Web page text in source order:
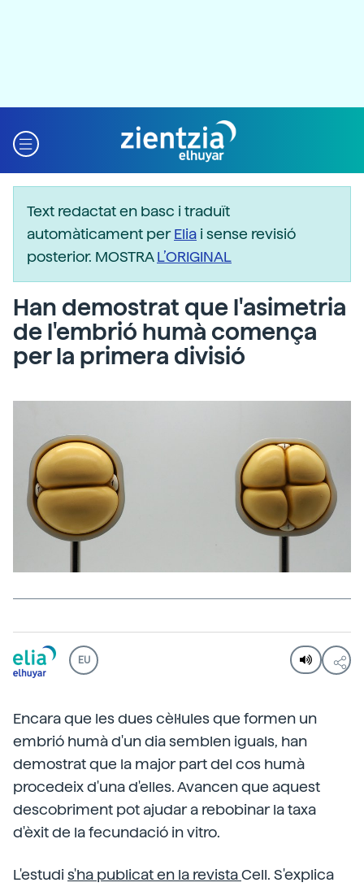
Text redactat en basc i traduït
automàticament perElia i sense revisió
posterior. MOSTRAL’ORIGINAL
Han demostrat que l'asimetria
de l'embrió humà comença
per la primera divisió
EU
Encara que les dues cèl·lules que formen un
embrió humà d'un dia semblen iguals, han
demostrat que la major part del cos humà
procedeix d'una d'elles. Avancen que aquest
descobriment pot ajudar a rebobinar la taxa
d'èxit de la fecundació in vitro.
L'estudis'ha publicat en la revistaCell. S'explica